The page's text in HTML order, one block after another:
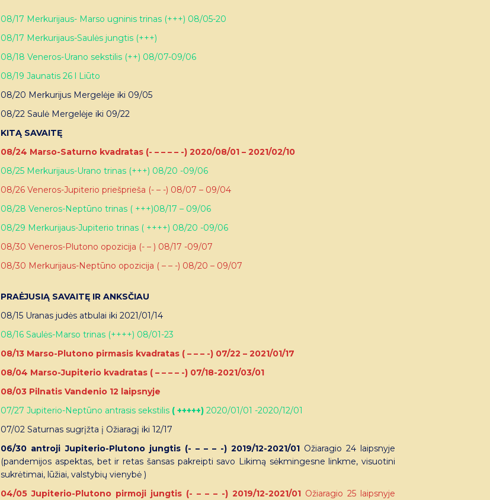
08/17 Merkurijaus- Marso ugninis trinas (+++) 08/05-20
08/17 Merkurijaus-Saulės jungtis (+++)
08/18 Veneros-Urano sekstilis (++) 08/07-09/06
08/19 Jaunatis 26 l Liūto
08/20 Merkurijus Mergelėje iki 09/05
08/22 Saulė Mergelėje iki 09/22
KITĄ SAVAITĘ
08/24 Marso-Saturno kvadratas (- – – – – -) 2020/08/01 – 2021/02/10
08/25 Merkurijaus-Urano trinas (+++) 08/20 -09/06
08/26 Veneros-Jupiterio priešprieša (- – -) 08/07 – 09/04
08/28 Veneros-Neptūno trinas ( +++)08/17 – 09/06
08/29 Merkurijaus-Jupiterio trinas ( ++++) 08/20 -09/06
08/30 Veneros-Plutono opozicija (- – ) 08/17 -09/07
08/30 Merkurijaus-Neptūno opozicija ( – – -) 08/20 – 09/07
PRAĖJUSIĄ SAVAITĘ IR ANKSČIAU
08/15 Uranas judės atbulai iki 2021/01/14
08/16 Saulės-Marso trinas (++++) 08/01-23
08/13 Marso-Plutono pirmasis kvadratas ( – – – -) 07/22 – 2021/01/17
08/04 Marso-Jupiterio kvadratas ( – – – – -) 07/18-2021/03/01
08/03 Pilnatis Vandenio 12 laipsnyje
07/27 Jupiterio-Neptūno antrasis sekstilis ( +++++)2020/01/01 -2020/12/01
07/02 Saturnas sugrįžta į Ožiaragį iki 12/17
06/30 antroji Jupiterio-Plutono jungtis (- – – – -) 2019/12-2021/01 Ožiaragio 24 laipsnyje
(pandemijos aspektas, bet ir retas šansas pakreipti savo Likimą sėkmingesne linkme, visuotini
sukrėtimai, lūžiai, valstybių vienybė )
04/05 Jupiterio-Plutono pirmoji jungtis (- – – – -) 2019/12-2021/01 Ožiaragio 25 laipsnyje